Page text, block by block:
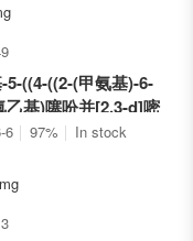
5-((4-((2-(甲氨基)-6-
乙基)噻吩并[2,3-d]嘧
)哌啶-1-基)甲基)-1-
-2-甲腈
6 97% In stock